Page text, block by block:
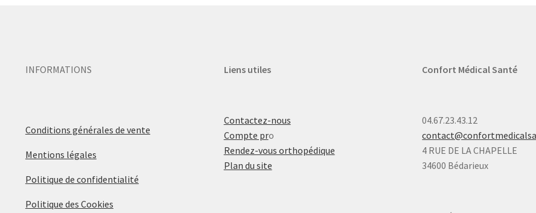
INFORMATIONS
Conditions générales de vente
Mentions légales
Politique de confidentialité
Politique des Cookies
Liens utiles
Contactez-nous
Compte pro
Rendez-vous orthopédique
Plan du site
Confort Médical Santé
04.67.23.43.12
4 RUE DE LA CHAPELLE
34600 Bédarieux